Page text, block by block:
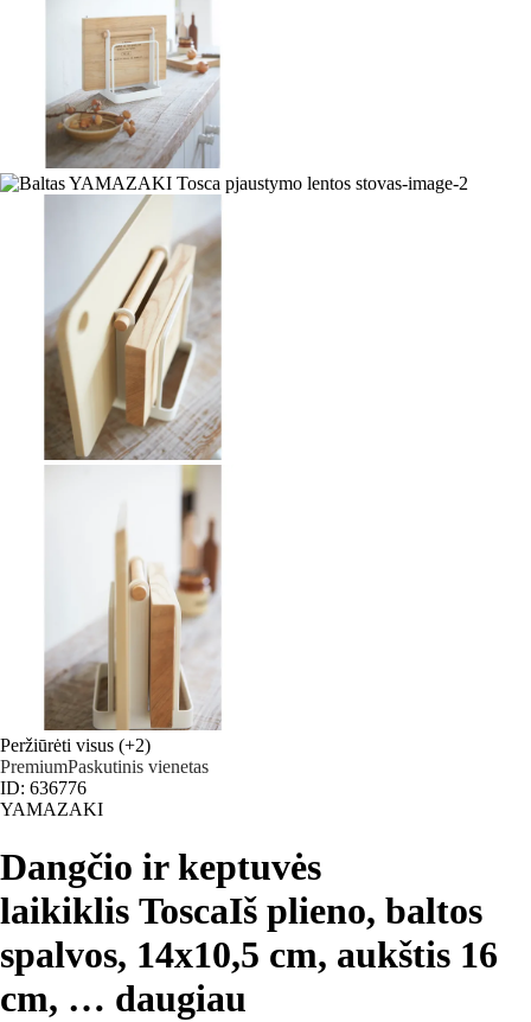
Peržiūrėti visus (+2)
PremiumPaskutinis vienetas
ID: 636776
YAMAZAKI
Dangčio ir keptuvės
laikiklis ToscaIš plieno, baltos
spalvos, 14x10,5 cm, aukštis 16
cm, … daugiau